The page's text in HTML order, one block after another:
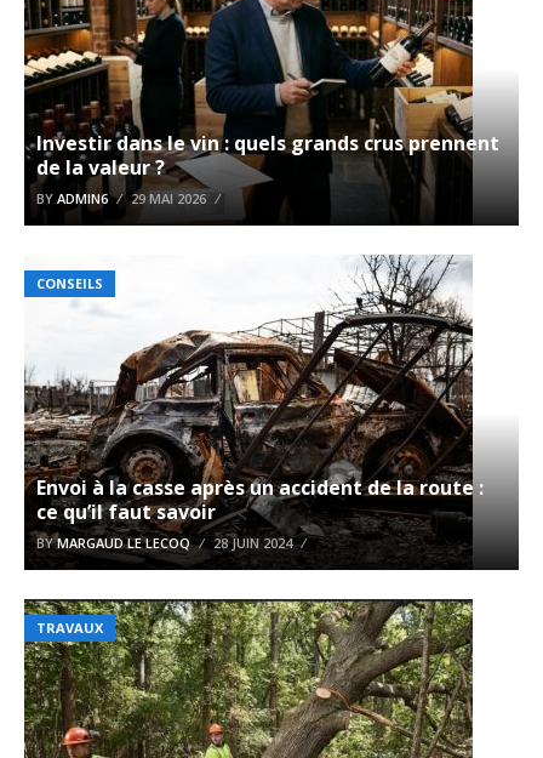
Investir dans le vin : quels grands crus prennent
de la valeur ?
BY ADMIN6 29 MAI 2026
CONSEILS
Envoi à la casse après un accident de la route :
ce qu’il faut savoir
BYMARGAUD LE LECOQ 28 JUIN 2024
TRAVAUX